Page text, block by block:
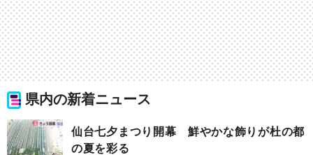
県内の新着ニュース
仙台七夕まつり開幕 鮮やかな飾りが杜の都
の夏を彩る